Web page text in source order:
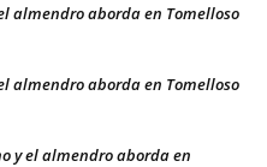
almendro aborda en Tomelloso
almendro aborda en Tomelloso
y el almendro aborda en